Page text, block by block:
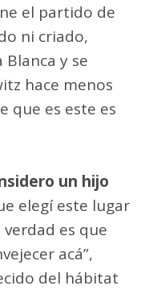
el partido de
ni criado,
y se
hace menos
que es este es
un hijo
elegí este lugar
es que
acá”,
del hábitat